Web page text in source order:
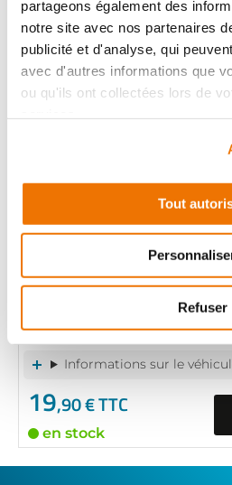
partageons également des
notre site avec nos partenaires
publicité et d'analyse, qui
avec d'autres informations que
ou qu'ils ont collectées lors de
Tout
Refuser
+ de photos
YAMAHA
400
2008 - 2008
CABLE
RÉF :10205
YAMAHA
2008 - 2008
Informations sur le
19,90 € TTC
en stock